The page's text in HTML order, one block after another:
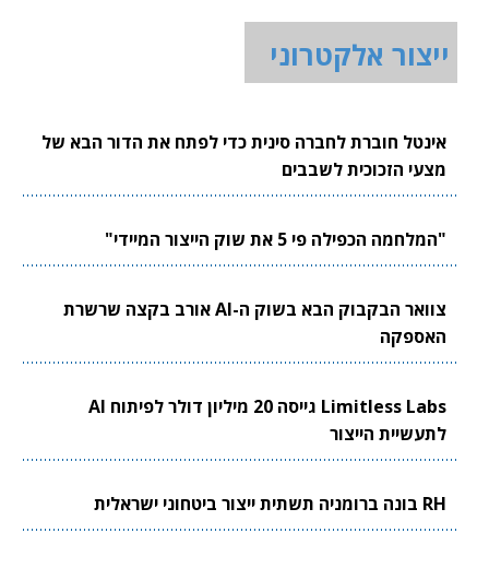
ייצור אלקטרוני
אינטל חוברת לחברה סינית כדי לפתח את הדור הבא של
מצעי הזכוכית לשבבים
"המלחמה הכפילה פי 5 את שוק הייצור המיידי"
צוואר הבקבוק הבא בשוק ה-AI אורב בקצה שרשרת
האספקה
Limitless Labs גייסה 20 מיליון דולר לפיתוח AI
לתעשיית הייצור
RH בונה ברומניה תשתית ייצור ביטחוני ישראלית